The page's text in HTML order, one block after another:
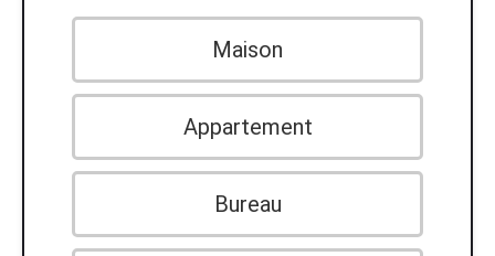
Maison
Appartement
Bureau